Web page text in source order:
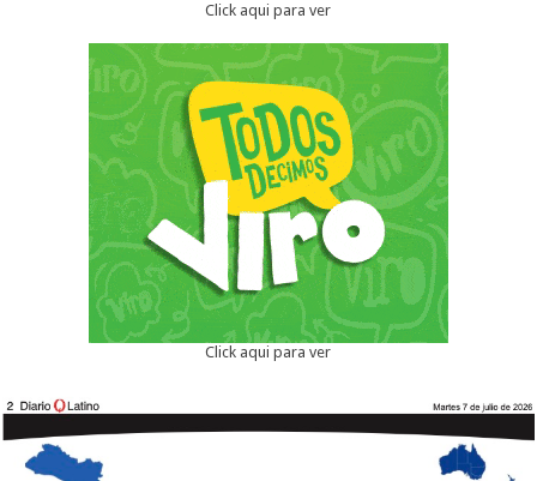
Click aqui para ver
Click aqui para ver